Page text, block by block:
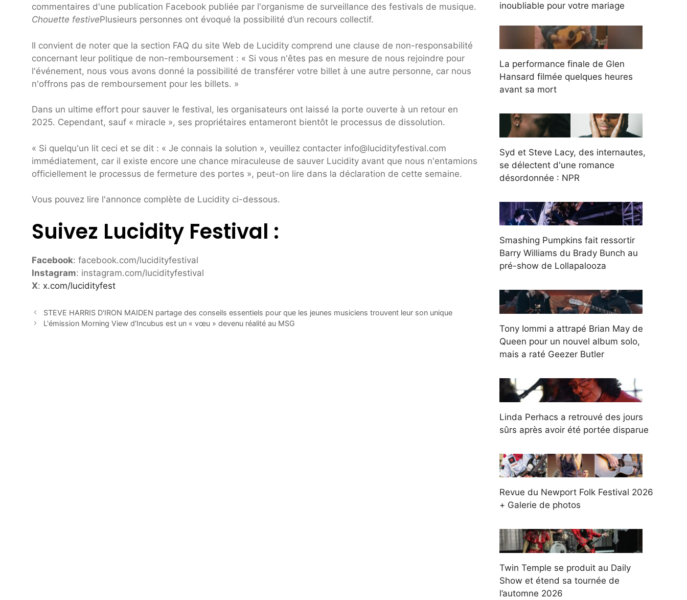
commentaires d'une publication Facebook publiée par l'organisme de surveillance des festivals de musique.
Chouette festivePlusieurs personnes ont évoqué la possibilité d’un recours collectif.
Il convient de noter que la section FAQ du site Web de Lucidity comprend une clause de non-responsabilité
concernant leur politique de non-remboursement : « Si vous n'êtes pas en mesure de nous rejoindre pour
l'événement, nous vous avons donné la possibilité de transférer votre billet à une autre personne, car nous
n'offrons pas de remboursement pour les billets. »
Dans un ultime effort pour sauver le festival, les organisateurs ont laissé la porte ouverte à un retour en
2025. Cependant, sauf « miracle », ses propriétaires entameront bientôt le processus de dissolution.
« Si quelqu'un lit ceci et se dit : « Je connais la solution », veuillez contacter info@lucidityfestival.com
immédiatement, car il existe encore une chance miraculeuse de sauver Lucidity avant que nous n'entamions
officiellement le processus de fermeture des portes », peut-on lire dans la déclaration de cette semaine.
Vous pouvez lire l'annonce complète de Lucidity ci-dessous.
Suivez Lucidity Festival :
Facebook: facebook.com/lucidityfestival
Instagram: instagram.com/lucidityfestival
X: x.com/lucidityfest
STEVE HARRIS D'IRON MAIDEN partage des conseils essentiels pour que les jeunes musiciens trouvent leur son unique
L'émission Morning View d'Incubus est un « vœu » devenu réalité au MSG
inoubliable pour votre mariage
La performance finale de Glen
Hansard filmée quelques heures
avant sa mort
Syd et Steve Lacy, des internautes,
se délectent d'une romance
désordonnée : NPR
Smashing Pumpkins fait ressortir
Barry Williams du Brady Bunch au
pré-show de Lollapalooza
Tony Iommi a attrapé Brian May de
Queen pour un nouvel album solo,
mais a raté Geezer Butler
Linda Perhacs a retrouvé des jours
sûrs après avoir été portée disparue
Revue du Newport Folk Festival 2026
+ Galerie de photos
Twin Temple se produit au Daily
Show et étend sa tournée de
l’automne 2026